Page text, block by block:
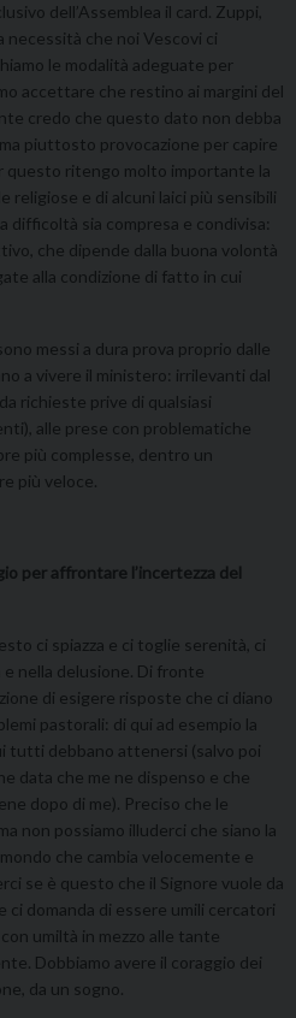
dell’Assemblea il card. Zuppi,
necessità che noi Vescovi ci
le modalità adeguate per
accettare che restino ai margini del
credo che questo dato non debba
piuttosto provocazione per capire
questo ritengo molto importante la
religiose e di alcuni laici più sensibili
difficoltà sia compresa e condivisa:
che dipende dalla buona volontà
alla condizione di fatto in cui
messi a dura prova proprio dalle
a vivere il ministero: irrilevanti dal
richieste prive di qualsiasi
alle prese con problematiche
più complesse, dentro un
più veloce.
per affrontare l’incertezza del
ci spiazza e ci toglie serenità, ci
nella delusione. Di fronte
di esigere risposte che ci diano
pastorali: di qui ad esempio la
tutti debbano attenersi (salvo poi
data che me ne dispenso e che
dopo di me). Preciso che le
non possiamo illuderci che siano la
che cambia velocemente e
se è questo che il Signore vuole da
ci domanda di essere umili cercatori
umiltà in mezzo alle tante
Dobbiamo avere il coraggio dei
da un sogno.